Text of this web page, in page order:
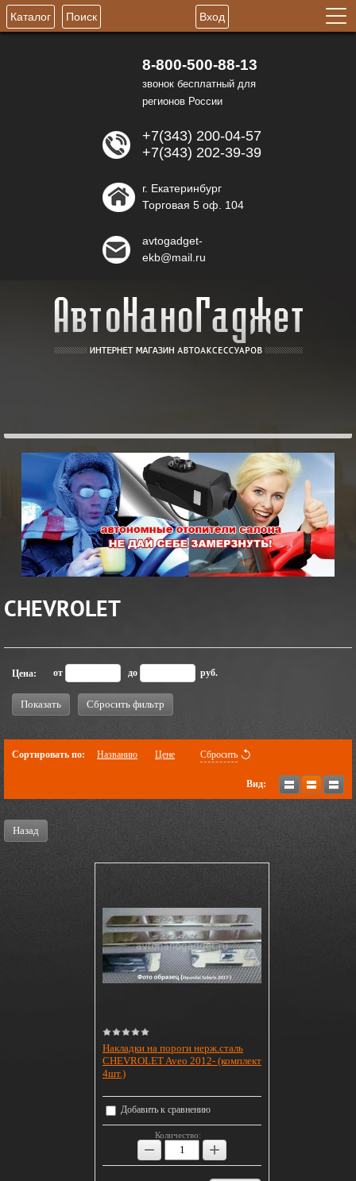
8-800-500-88-13
звонок бесплатный для
регионов России
+7(343) 200-04-57
+7(343) 202-39-39
г. Екатеринбург
Торговая 5 оф. 104
avtogadget-
ekb@mail.ru
ПОДРОБНОСТИ...
CHEVROLET
Цена: от до руб.
Показать Сбросить фильтр
Сортировать по: Названию Цене Сбросить
Вид:
Назад
Накладки на пороги нерж.сталь
CHEVROLET Aveo 2012- (комплект
4шт.)
Добавить к сравнению
Количество:
− +
Каталог Поиск Вход